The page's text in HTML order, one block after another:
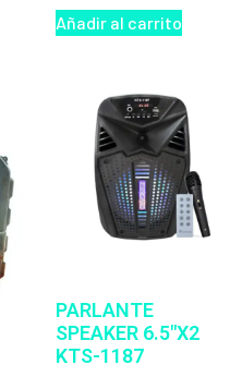
Añadir al carrito
PARLANTE
SPEAKER 6.5″X2
KTS-1187